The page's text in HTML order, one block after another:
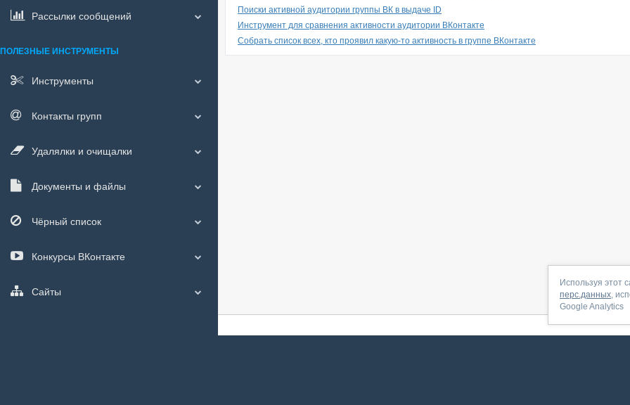
Поиски активной аудитории группы ВК в выдаче ID
Инструмент для сравнения активности аудитории ВКонтакте
Собрать список всех, кто проявил какую-то активность в группе ВКонтакте
Рассылки сообщений
ПОЛЕЗНЫЕ ИНСТРУМЕНТЫ
Инструменты
Контакты групп
Удалялки и очищалки
Документы и файлы
Чёрный список
Конкурсы ВКонтакте
Сайты
Используя этот
перс.данных,
Google Analytics